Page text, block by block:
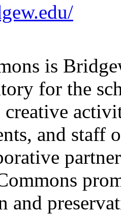
is
for the
and staff
and